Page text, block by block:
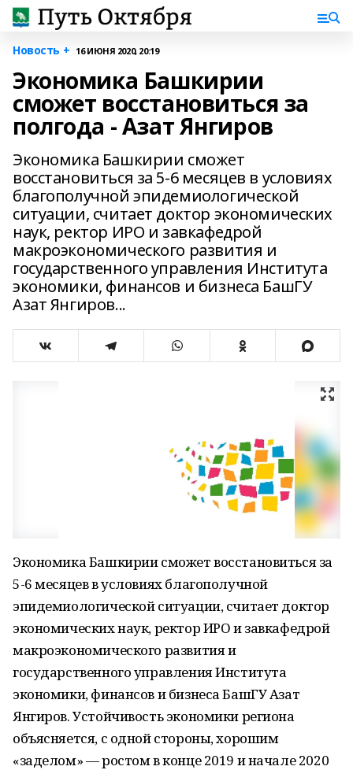
Новость + 16 ИЮНЯ 2020, 20:19
Экономика Башкирии
сможет восстановиться за
полгода - Азат Янгиров
Экономика Башкирии сможет
восстановиться за 5-6 месяцев в условиях
благополучной эпидемиологической
ситуации, считает доктор экономических
наук, ректор ИРО и завкафедрой
макроэкономического развития и
государственного управления Института
экономики, финансов и бизнеса БашГУ
Азат Янгиров...
Экономика Башкирии сможет восстановиться за
5-6 месяцев в условиях благополучной
эпидемиологической ситуации, считает доктор
экономических наук, ректор ИРО и завкафедрой
макроэкономического развития и
государственного управления Института
экономики, финансов и бизнеса БашГУ Азат
Янгиров. Устойчивость экономики региона
объясняется, с одной стороны, хорошим
«заделом» — ростом в конце 2019 и начале 2020